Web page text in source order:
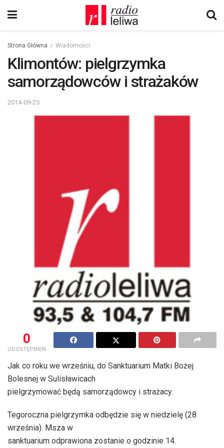
Strona Główna Wiadomości
Klimontów: pielgrzymka
samorządowców i strażaków
2014-09-25
0
UDOSTĘPNIEŃ
Jak co roku we wrześniu, do Sanktuarium Matki Bożej
Bolesnej w Sulisławicach
pielgrzymować będą samorządowcy i strażacy.
Tegoroczna pielgrzymka odbędzie się w niedzielę (28
września). Msza w
sanktuarium odprawiona zostanie o godzinie 14.